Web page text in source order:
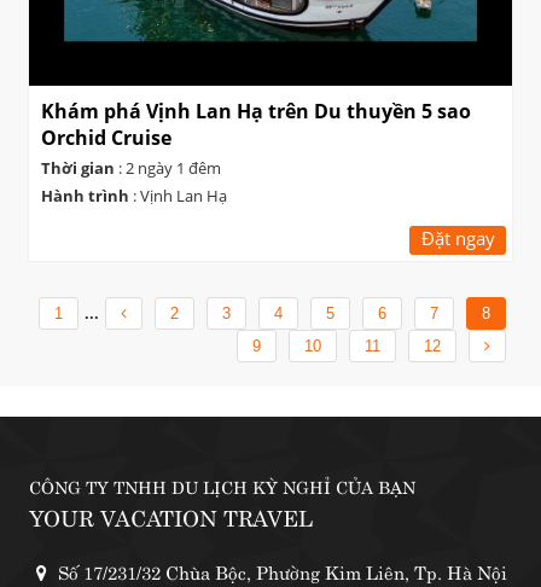
Khám phá Vịnh Lan Hạ trên Du thuyền 5 sao
Orchid Cruise
Thời gian : 2 ngày 1 đêm
Hành trình : Vịnh Lan Hạ
Đặt ngay
1 ... 2 3 4 5 6 7
8
9
10 11 12
CÔNG TY TNHH DU LỊCH KỲ NGHỈ CỦA BẠN
YOUR VACATION TRAVEL
Số 17/231/32 Chùa Bộc, Phường Kim Liên, Tp. Hà Nội